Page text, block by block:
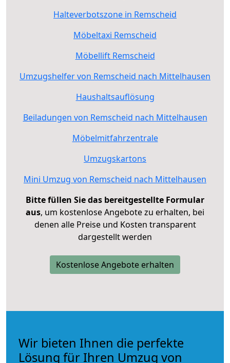
Halteverbotszone in Remscheid
Möbeltaxi Remscheid
Möbellift Remscheid
Umzugshelfer von Remscheid nach Mittelhausen
Haushaltsauflösung
Beiladungen von Remscheid nach Mittelhausen
Möbelmitfahrzentrale
Umzugskartons
Mini Umzug von Remscheid nach Mittelhausen
Bitte füllen Sie das bereitgestellte Formular
aus, um kostenlose Angebote zu erhalten, bei
denen alle Preise und Kosten transparent
dargestellt werden
Kostenlose Angebote erhalten
Wir bieten Ihnen die perfekte
Lösung für Ihren Umzug von